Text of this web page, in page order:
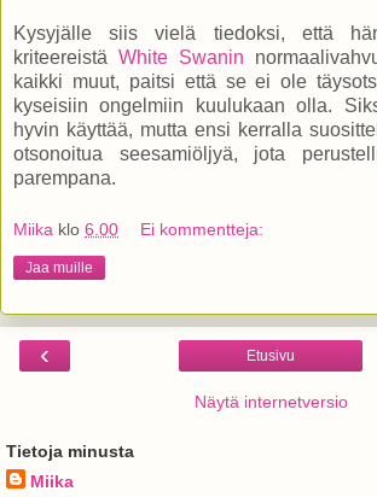
Kysyjälle siis vielä tiedoksi, että
kriteereistä White Swanin
kaikki muut, paitsi että se ei ole
kyseisiin ongelmiin kuulukaan olla.
hyvin käyttää, mutta ensi kerralla
otsonoitua seesamiöljyä, jota
parempana.
Miika klo 6.00 Ei kommentteja:
Jaa muille
‹ Etusivu
Näytä internetversio
Tietoja minusta
Miika